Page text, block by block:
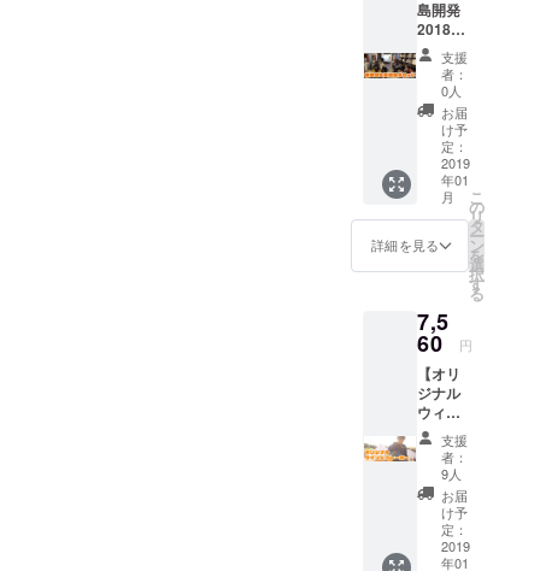
いたし
ます。
・悪天
候の場
合どう
なりま
すか 地
ノ島へ
渡船が
出る限
りは開
しま
す。渡
もしく
は野外
活動が
不可と
スタッ
フが判
断した
場合は
延期と
なりま
す。 ・
BBQ用
食材は
も着用
できま
す！ ＜
ポイン
ト＞ ・
DIN.の
タグ入
り ・今
回限定
の生産
のた
め、今
後は手
は、
「そこ
に生き
ていた
ものを
残し、
伝え
る」と
いうコ
ンセプ
ト。普
段は主
の美味
し
さ！！
！移住
メン
バーも
この冬
みかん
を収穫
しに行
きま
す。 み
かんの
があり
ます
が、一
個当た
り100g
とする
とだい
たい30
個分く
らいで
す。
島開発
2018年
シーズ
ン報告
会＆交
流会チ
ケッ
ト】
※12/7追
加 和歌
山の現
場メン
バーも
東京に
来る予
す。ど
うしよ
うか
迷って
いる
方、こ
のリ
ターン
を選択
くださ
い！堅
苦しい
会には
支援
者：
0人
お届
け予
定：
2019
年01
月
詳細を見る
こ
の
リ
タ
ー
ン
を
選
択
す
る
7,5
60 円
【オリ
ジナル
ウィン
ドブ
レー
カー】
正面の
胸にロ
ゴプリ
ント、
が入っ
支援
者：
9人
お届
け予
定：
2019
年01